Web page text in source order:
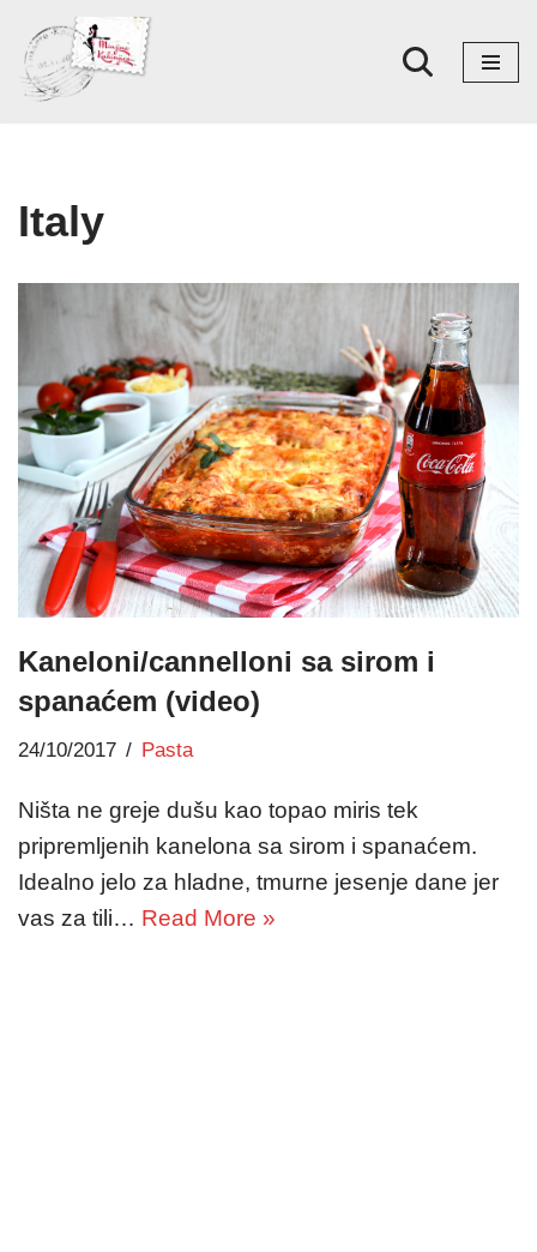
Skoči
na
Italy
Kaneloni/cannelloni sa sirom i
spanaćem (video)
24/10/2017 Pasta
Ništa ne greje dušu kao topao miris tek
pripremljenih kanelona sa sirom i spanaćem.
Idealno jelo za hladne, tmurne jesenje dane jer
vas za tili… Read More »